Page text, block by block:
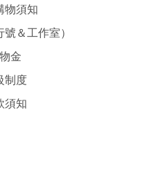
物須知
＆工作室）
金
制度
須知